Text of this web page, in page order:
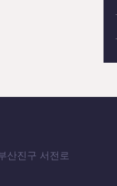
산진구 서전로